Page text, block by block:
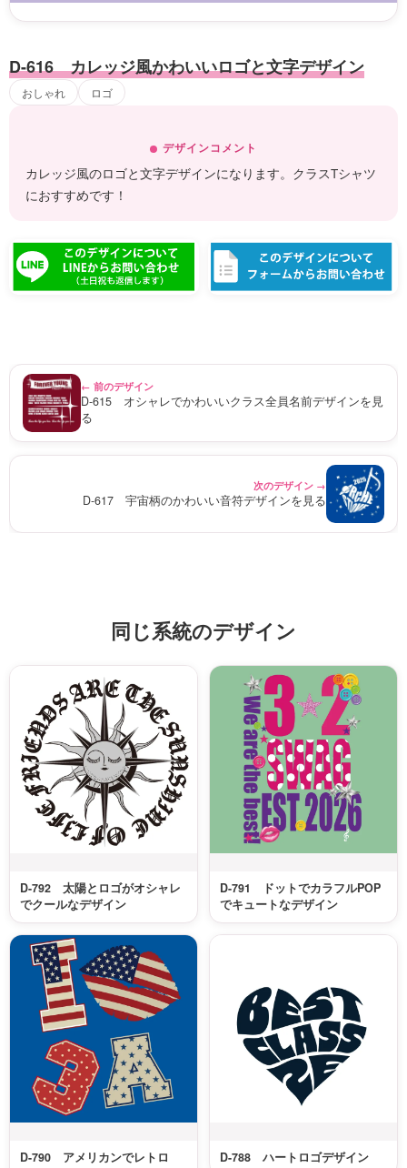
D-616 カレッジ風かわいいロゴと文字デザイン
おしゃれ ロゴ
デザインコメント
カレッジ風のロゴと文字デザインになります。クラスTシャツ
におすすめです！
← 前のデザイン
D-615 オシャレでかわいいクラス全員名前デザインを見
る
次のデザイン →
D-617 宇宙柄のかわいい音符デザインを見る
同じ系統のデザイン
D-792 太陽とロゴがオシャレ
でクールなデザイン
D-791 ドットでカラフルPOP
でキュートなデザイン
D-790 アメリカンでレトロ
D-788 ハートロゴデザイン